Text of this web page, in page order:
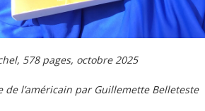
578 pages, octobre 2025
de l’américain par Guillemette Belleteste